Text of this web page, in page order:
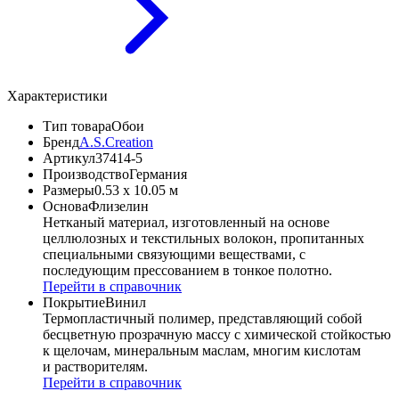
Характеристики
Тип товараОбои
БрендA.S.Creation
Артикул37414-5
ПроизводствоГермания
Размеры0.53 x 10.05 м
ОсноваФлизелин
Нетканый материал, изготовленный на основе
целлюлозных и текстильных волокон, пропитанных
специальными связующими веществами, с
последующим прессованием в тонкое полотно.
Перейти в справочник
ПокрытиеВинил
Термопластичный полимер, представляющий собой
бесцветную прозрачную массу с химической стойкостью
к щелочам, минеральным маслам, многим кислотам
и растворителям.
Перейти в справочник